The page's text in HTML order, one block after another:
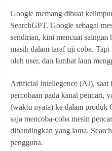
Google memang dibuat
SearchGPT. Google sebagai
sendirian, kini mencuat saingan
masih dalam taraf uji coba.
oleh user, dan lambat laun
Artificial Intellegence (AI), saat
percobaan pada kanal pencari,
(waktu nyata) ke dalam produk
saja mencoba-coba mesin
dibandingkan yang lama.
pengguna.